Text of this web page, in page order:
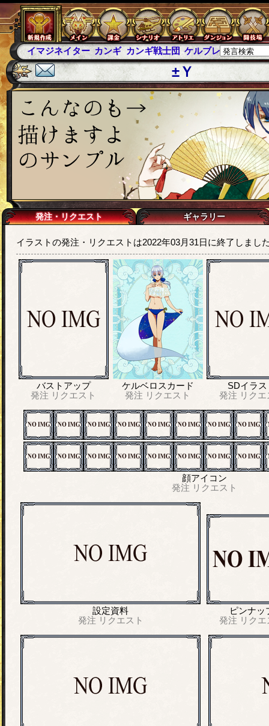
イマジネイター カンギ カンギ戦士団 ケルブレ ケルベロ
±Ｙ
発注・リクエスト ギャラリー
イラストの発注・リクエストは2022年03月31日に終了しまし
バストアップ
発注 リクエスト
ケルベロスカード
発注 リクエスト
SDイラス
発注 リク
顔アイコン
発注 リクエスト
設定資料
発注 リクエスト
ピンナッ
発注 リク